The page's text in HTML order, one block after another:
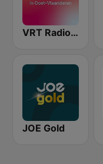
VRT Radio 2 Oost-Vlaanderen
JOE Gold